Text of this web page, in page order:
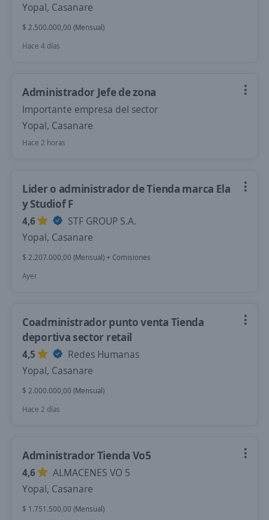
Yopal, Casanare
$ 2.500.000,00 (Mensual)
Hace 4 días
Administrador Jefe de zona
Importante empresa del sector
Yopal, Casanare
Hace 2 horas
Lider o administrador de Tienda marca Ela
y Studiof F
4,6
STF GROUP S.A.
Yopal, Casanare
$ 2.207.000,00 (Mensual) + Comisiones
Ayer
Coadministrador punto venta Tienda
deportiva sector retail
4,5
Redes Humanas
Yopal, Casanare
$ 2.000.000,00 (Mensual)
Hace 2 días
Administrador Tienda Vo5
4,6
ALMACENES VO 5
Yopal, Casanare
$ 1.751.500,00 (Mensual)